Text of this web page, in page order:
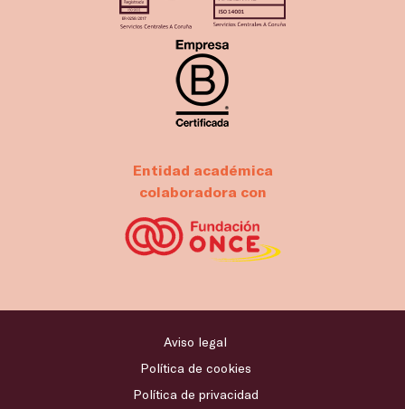
Entidad académica
colaboradora con
Aviso legal
Política de cookies
Política de privacidad